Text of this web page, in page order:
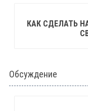
КАК СДЕЛАТЬ
Обсуждение